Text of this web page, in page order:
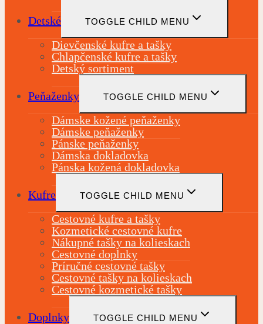
Detské TOGGLE CHILD MENU
Dievčenské kufre a tašky
Chlapčenské kufre a tašky
Detský sortiment
Peňaženky TOGGLE CHILD MENU
Dámske kožené peňaženky
Dámske peňaženky
Pánske peňaženky
Dámska dokladovka
Pánska kožená dokladovka
Kufre TOGGLE CHILD MENU
Cestovné kufre a tašky
Kozmetické cestovné kufre
Nákupné tašky na kolieskach
Cestovné doplnky
Príručné cestovné tašky
Cestovné tašky na kolieskach
Cestovné kozmetické tašky
Doplnky TOGGLE CHILD MENU